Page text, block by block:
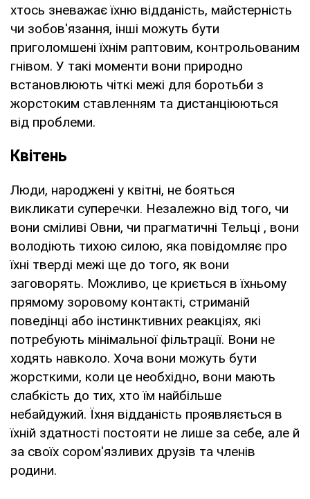
хтось зневажає їхню відданість, майстерність
чи зобов'язання, інші можуть бути
приголомшені їхнім раптовим, контрольованим
гнівом. У такі моменти вони природно
встановлюють чіткі межі для боротьби з
жорстоким ставленням та дистанціюються
від проблеми.
Квітень
Люди, народжені у квітні, не бояться
викликати суперечки. Незалежно від того, чи
вони сміливі Овни, чи прагматичні Тельці , вони
володіють тихою силою, яка повідомляє про
їхні тверді межі ще до того, як вони
заговорять. Можливо, це криється в їхньому
прямому зоровому контакті, стриманій
поведінці або інстинктивних реакціях, які
потребують мінімальної фільтрації. Вони не
ходять навколо. Хоча вони можуть бути
жорсткими, коли це необхідно, вони мають
слабкість до тих, хто їм найбільше
небайдужий. Їхня відданість проявляється в
їхній здатності постояти не лише за себе, але й
за своїх сором'язливих друзів та членів
родини.